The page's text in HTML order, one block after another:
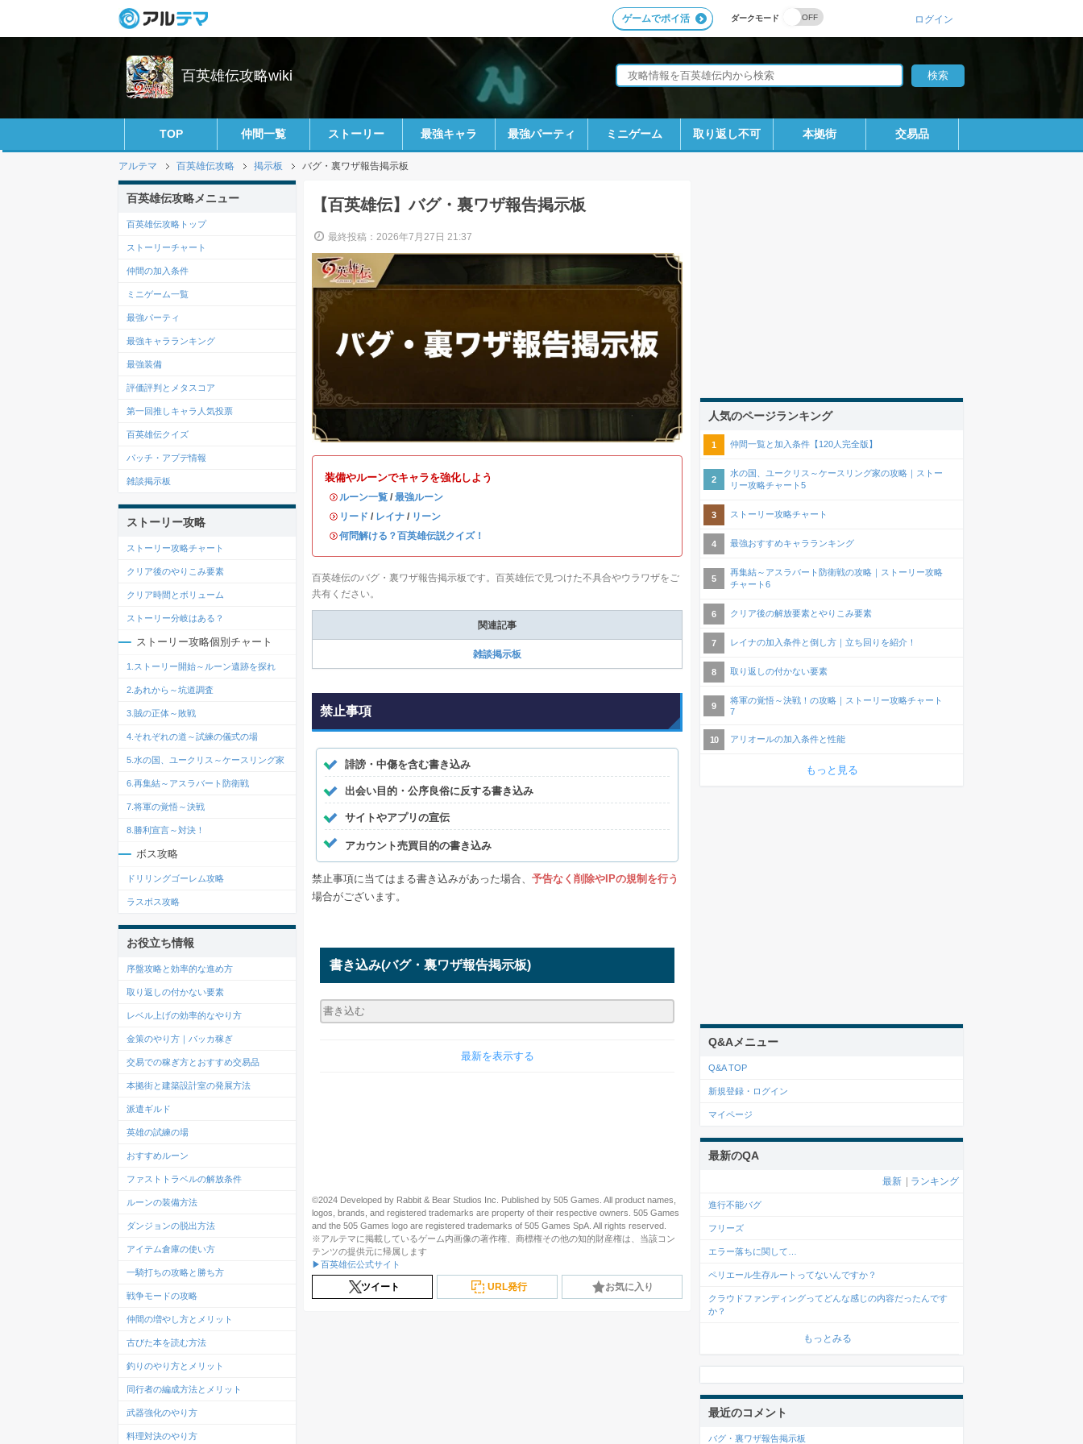
ダークモード
ゲームでポイ活 ログイン
百英雄伝攻略wiki
TOP 仲間一覧 ストーリー 最強キャラ 最強パーティ ミニゲーム 取り返し不可 本拠街 交易品
アルテマ 百英雄伝攻略 掲示板 バグ・裏ワザ報告掲示板
【百英雄伝】バグ・裏ワザ報告掲示板
最終投稿：2026年7月27日 21:37
装備やルーンでキャラを強化しよう
・ ルーン一覧 / 最強ルーン
・ リード / レイナ / リーン
・何問解ける？百英雄伝説クイズ！
百英雄伝のバグ・裏ワザ報告掲示板です。百英雄伝で見つけた不具合やウラワザをご
共有ください。
関連記事
雑談掲示板
禁止事項
誹謗・中傷を含む書き込み
出会い目的・公序良俗に反する書き込み
サイトやアプリの宣伝
アカウント売買目的の書き込み
禁止事項に当てはまる書き込みがあった場合、 予告なく削除やIPの規制を行う
場合がございます。
書き込み(バグ・裏ワザ報告掲示板)
最新を表示する
©2024 Developed by Rabbit & Bear Studios Inc. Published by 505 Games. All product names,
logos, brands, and registered trademarks are property of their respective owners. 505 Games
and the 505 Games logo are registered trademarks of 505 Games SpA. All rights reserved.
※アルテマに掲載しているゲーム内画像の著作権、商標権その他の知的財産権は、当該コン
テンツの提供元に帰属します
▶百英雄伝公式サイト
ツイート URL発行 お気に入り
百英雄伝攻略メニュー
百英雄伝攻略トップ
ストーリーチャート
仲間の加入条件
ミニゲーム一覧
最強パーティ
最強キャラランキング
最強装備
評価評判とメタスコア
第一回推しキャラ人気投票
百英雄伝クイズ
パッチ・アプデ情報
雑談掲示板
ストーリー攻略
ストーリー攻略チャート
クリア後のやりこみ要素
クリア時間とボリューム
ストーリー分岐はある？
ストーリー攻略個別チャート
1.ストーリー開始～ルーン遺跡を探れ
2.あれから～坑道調査
3.賊の正体～敗戦
4.それぞれの道～試練の儀式の場
5.水の国、ユークリス～ケースリング家
6.再集結～アスラバート防衛戦
7.将軍の覚悟～決戦
8.勝利宣言～対決！
ボス攻略
ドリリングゴーレム攻略
ラスボス攻略
お役立ち情報
序盤攻略と効率的な進め方
取り返しの付かない要素
レベル上げの効率的なやり方
金策のやり方｜バッカ稼ぎ
交易での稼ぎ方とおすすめ交易品
本拠街と建築設計室の発展方法
派遣ギルド
英雄の試練の場
おすすめルーン
ファストトラベルの解放条件
ルーンの装備方法
ダンジョンの脱出方法
アイテム倉庫の使い方
一騎打ちの攻略と勝ち方
戦争モードの攻略
仲間の増やし方とメリット
古びた本を読む方法
釣りのやり方とメリット
同行者の編成方法とメリット
武器強化のやり方
料理対決のやり方
人気のページランキング
仲間一覧と加入条件【120人完全版】
水の国、ユークリス～ケースリング家の攻略｜ストー
リー攻略チャート5
ストーリー攻略チャート
最強おすすめキャラランキング
再集結～アスラバート防衛戦の攻略｜ストーリー攻略
チャート6
クリア後の解放要素とやりこみ要素
レイナの加入条件と倒し方｜立ち回りを紹介！
取り返しの付かない要素
将軍の覚悟～決戦！の攻略｜ストーリー攻略チャート
7
アリオールの加入条件と性能
もっと見る
Q&Aメニュー
Q&A TOP
新規登録・ログイン
マイページ
最新のQA
最新 ランキング
進行不能バグ
フリーズ
エラー落ちに関して…
ペリエール生存ルートってないんですか？
クラウドファンディングってどんな感じの内容だったんです
か？
もっとみる
最近のコメント
バグ・裏ワザ報告掲示板